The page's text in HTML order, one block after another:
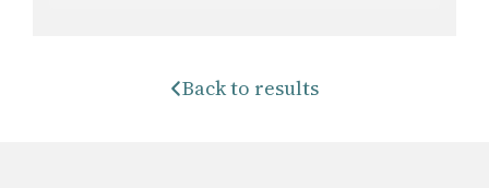
Back to results